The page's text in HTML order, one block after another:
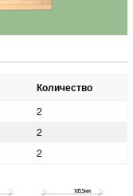
Количество
2
2
2
185.5мм